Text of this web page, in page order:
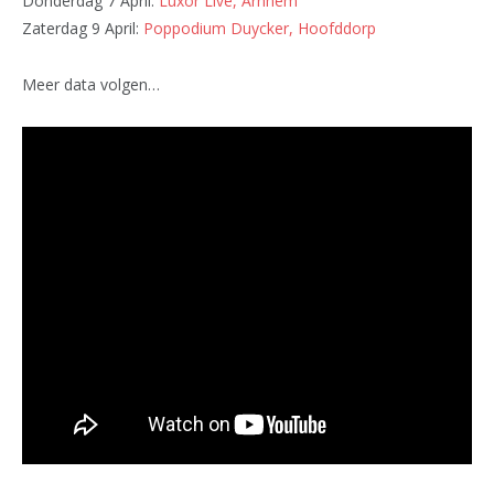
Zaterdag 9 April: Poppodium Duycker, Hoofddorp
Meer data volgen…